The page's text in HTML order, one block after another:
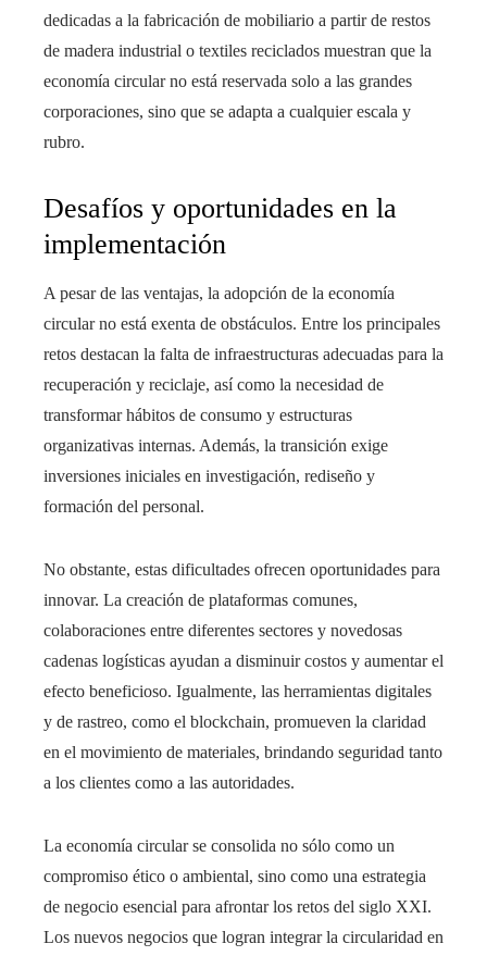
dedicadas a la fabricación de mobiliario a partir de restos
de madera industrial o textiles reciclados muestran que la
economía circular no está reservada solo a las grandes
corporaciones, sino que se adapta a cualquier escala y
rubro.
Desafíos y oportunidades en la
implementación
A pesar de las ventajas, la adopción de la economía
circular no está exenta de obstáculos. Entre los principales
retos destacan la falta de infraestructuras adecuadas para la
recuperación y reciclaje, así como la necesidad de
transformar hábitos de consumo y estructuras
organizativas internas. Además, la transición exige
inversiones iniciales en investigación, rediseño y
formación del personal.
No obstante, estas dificultades ofrecen oportunidades para
innovar. La creación de plataformas comunes,
colaboraciones entre diferentes sectores y novedosas
cadenas logísticas ayudan a disminuir costos y aumentar el
efecto beneficioso. Igualmente, las herramientas digitales
y de rastreo, como el blockchain, promueven la claridad
en el movimiento de materiales, brindando seguridad tanto
a los clientes como a las autoridades.
La economía circular se consolida no sólo como un
compromiso ético o ambiental, sino como una estrategia
de negocio esencial para afrontar los retos del siglo XXI.
Los nuevos negocios que logran integrar la circularidad en